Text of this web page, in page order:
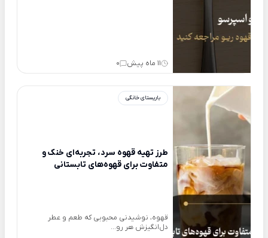
11 ماه پیش 0
باریستای خانگی
طرز تهیه قهوه سرد، تجربه‌ای خنک و
متفاوت برای قهوه‌های تابستانی
قهوه، نوشیدنی محبوبی که طعم و عطر
دل‌انگیزش هر رو...